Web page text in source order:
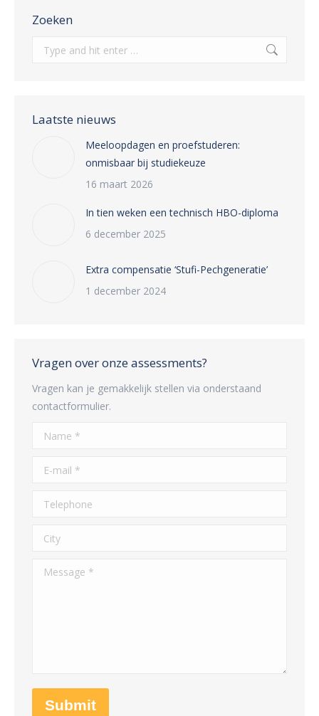
Zoeken
Search:
Laatste nieuws
Meeloopdagen en proefstuderen:
onmisbaar bij studiekeuze
16 maart 2026
In tien weken een technisch HBO-diploma
6 december 2025
Extra compensatie ‘Stufi-Pechgeneratie’
1 december 2024
Vragen over onze assessments?
Vragen kan je gemakkelijk stellen via onderstaand
contactformulier.
Name *
E-mail *
Telephone
City
Message *
Submit